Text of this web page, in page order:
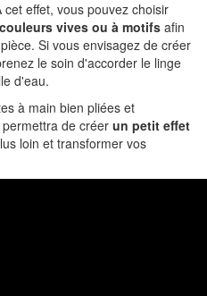
effet, vous pouvez choisir
vives ou à motifsafin
Si vous envisagez de créer
le soin d'accorder le linge
d'eau.
à main bien pliées et
de créer un petit effet
loin et transformer vos